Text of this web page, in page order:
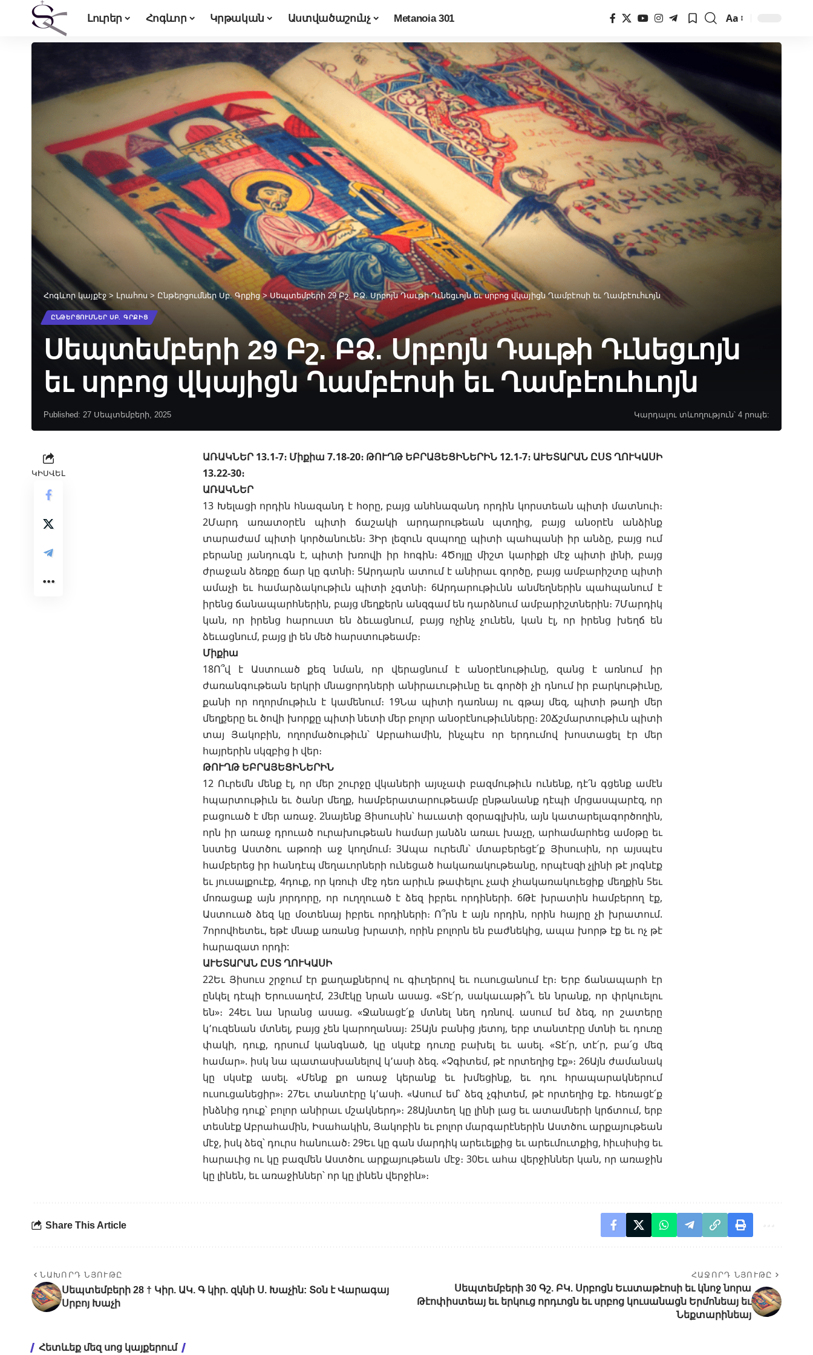
Լուրեր Հոգևոր Կրթական Աստվածաշունչ Metanoia 301
Font
Resizer
Aa
Հոգևոր կայքէջ> Լրահոս> Ընթերցումներ Սբ. Գրքից>Սեպտեմբերի 29 Բշ. ԲՁ. Սրբոյն Դաւթի Դւնեցւոյն եւ սրբոց վկայիցն Ղամբէոսի եւ Ղամբէուհւոյն
ԸՆԹԵՐՑՈՒՄՆԵՐ ՍԲ. ԳՐՔԻՑ
Սեպտեմբերի 29 Բշ. ԲՁ. Սրբոյն Դաւթի Դւնեցւոյն
եւ սրբոց վկայիցն Ղամբէոսի եւ Ղամբէուհւոյն
Published: 27 Սեպտեմբերի, 2025 Կարդալու տևողություն՝ 4 րոպե:
ԿԻՍՎԵԼ
ԱՌԱԿՆԵՐ 13.1-7։ Միքիա 7.18-20։ ԹՈՒՂԹ ԵԲՐԱՅԵՑԻՆԵՐԻՆ 12.1-7։ ԱՒԵՏԱՐԱՆ ԸՍՏ ՂՈՒԿԱՍԻ
13.22-30։
ԱՌԱԿՆԵՐ
13 Խելացի որդին հնազանդ է հօրը, բայց անհնազանդ որդին կորստեան պիտի մատնուի։
2Մարդ առատօրէն պիտի ճաշակի արդարութեան պտղից, բայց անօրէն անձինք
տարաժամ պիտի կործանուեն։ 3Իր լեզուն զսպողը պիտի պահպանի իր անձը, բայց ում
բերանը յանդուգն է, պիտի խռովի իր հոգին։ 4Ծոյլը միշտ կարիքի մէջ պիտի լինի, բայց
ժրաջան ձեռքը ճար կը գտնի։ 5Արդարն ատում է անիրաւ գործը, բայց ամբարիշտը պիտի
ամաչի եւ համարձակութիւն պիտի չգտնի։ 6Արդարութիւնն անմեղներին պահպանում է
իրենց ճանապարհներին, բայց մեղքերն անզգամ են դարձնում ամբարիշտներին։ 7Մարդիկ
կան, որ իրենց հարուստ են ձեւացնում, բայց ոչինչ չունեն, կան էլ, որ իրենց խեղճ են
ձեւացնում, բայց լի են մեծ հարստութեամբ։
Միքիա
18Ո՞վ է Աստուած քեզ նման, որ վերացնում է անօրէնութիւնը, զանց է առնում իր
ժառանգութեան երկրի մնացորդների անիրաւութիւնը եւ գործի չի դնում իր բարկութիւնը,
քանի որ ողորմութիւն է կամենում։ 19Նա պիտի դառնայ ու գթայ մեզ, պիտի թաղի մեր
մեղքերը եւ ծովի խորքը պիտի նետի մեր բոլոր անօրէնութիւնները։ 20Ճշմարտութիւն պիտի
տայ Յակոբին, ողորմածութիւն՝ Աբրահամին, ինչպէս որ երդումով խոստացել էր մեր
հայրերին սկզբից ի վեր։
ԹՈՒՂԹ ԵԲՐԱՅԵՑԻՆԵՐԻՆ
12 Ուրեմն մենք էլ, որ մեր շուրջը վկաների այսչափ բազմութիւն ունենք, դէ՛ն գցենք ամէն
հպարտութիւն եւ ծանր մեղք, համբերատարութեամբ ընթանանք դէպի մրցասպարէզ, որ
բացուած է մեր առաջ. 2նայենք Յիսուսին՝ հաւատի զօրագլխին, այն կատարելագործողին,
որն իր առաջ դրուած ուրախութեան համար յանձն առաւ խաչը, արհամարհեց ամօթը եւ
նստեց Աստծու աթոռի աջ կողմում։ 3Ապա ուրեմն՝ մտաբերեցէ՛ք Յիսուսին, որ այսպէս
համբերեց իր հանդէպ մեղաւորների ունեցած հակառակութեանը, որպէսզի չլինի թէ յոգնէք
եւ յուսալքուէք, 4դուք, որ կռուի մէջ դեռ արիւն թափելու չափ չհակառակուեցիք մեղքին 5եւ
մոռացաք այն յորդորը, որ ուղղուած է ձեզ իբրեւ որդիների. 6Թէ խրատին համբերող էք,
Աստուած ձեզ կը մօտենայ իբրեւ որդիների։ Ո՞րն է այն որդին, որին հայրը չի խրատում.
7որովհետեւ, եթէ մնաք առանց խրատի, որին բոլորն են բաժնեկից, ապա խորթ էք եւ ոչ թէ
հարազատ որդի:
ԱՒԵՏԱՐԱՆ ԸՍՏ ՂՈՒԿԱՍԻ
22Եւ Յիսուս շրջում էր քաղաքներով ու գիւղերով եւ ուսուցանում էր։ Երբ ճանապարհ էր
ընկել դէպի Երուսաղէմ, 23մէկը նրան ասաց. «Տէ՛ր, սակաւաթի՞ւ են նրանք, որ փրկուելու
են»։ 24Եւ նա նրանց ասաց. «Ջանացէ՛ք մտնել նեղ դռնով. ասում եմ ձեզ, որ շատերը
կ՚ուզենան մտնել, բայց չեն կարողանայ։ 25Այն բանից յետոյ, երբ տանտէրը մտնի եւ դուռը
փակի, դուք, դրսում կանգնած, կը սկսէք դուռը բախել եւ ասել. «Տէ՛ր, տէ՛ր, բա՛ց մեզ
համար». իսկ նա պատասխանելով կ՚ասի ձեզ. «Չգիտեմ, թէ որտեղից էք»։ 26Այն ժամանակ
կը սկսէք ասել. «Մենք քո առաջ կերանք եւ խմեցինք, եւ դու հրապարակներում
ուսուցանեցիր»։ 27Եւ տանտէրը կ՚ասի. «Ասում եմ՝ ձեզ չգիտեմ, թէ որտեղից էք. հեռացէ՛ք
ինձնից դուք՝ բոլոր անիրաւ մշակներդ»։ 28Այնտեղ կը լինի լաց եւ ատամների կրճտում, երբ
տեսնէք Աբրահամին, Իսահակին, Յակոբին եւ բոլոր մարգարէներին Աստծու արքայութեան
մէջ, իսկ ձեզ՝ դուրս հանուած։ 29Եւ կը գան մարդիկ արեւելքից եւ արեւմուտքից, հիւսիսից եւ
հարաւից ու կը բազմեն Աստծու արքայութեան մէջ։ 30Եւ ահա վերջիններ կան, որ առաջին
կը լինեն, եւ առաջիններ՝ որ կը լինեն վերջին»։
Share This Article
ՆԱԽՈՐԴ ՆՅՈՒԹԸ
Սեպտեմբերի 28 † Կիր. ԱԿ. Գ կիր. զկնի Ս. Խաչին: Տօն է Վարագայ
Սրբոյ Խաչի
ՀԱՋՈՐԴ ՆՅՈՒԹԸ
Սեպտեմբերի 30 Գշ. ԲԿ. Սրբոցն Եւստաթէոսի եւ կնոջ նորա
Թէոփիստեայ եւ երկուց որդւոցն եւ սրբոց կուսանացն Երմոնեայ եւ
Նեքտարինեայ
Հետևեք մեզ սոց կայքերում